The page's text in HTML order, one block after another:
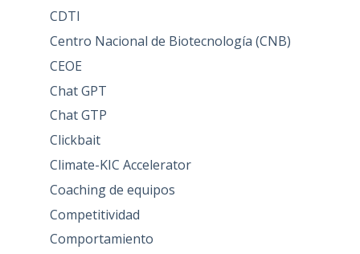
CDTI
Centro Nacional de Biotecnología (CNB)
CEOE
Chat GPT
Chat GTP
Clickbait
Climate-KIC Accelerator
Coaching de equipos
Competitividad
Comportamiento